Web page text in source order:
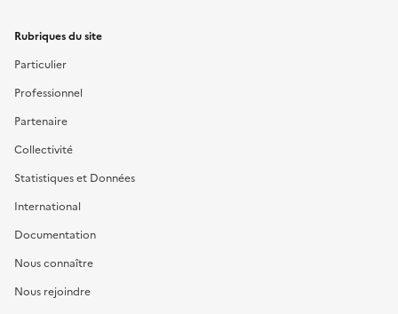
Rubriques du site
Particulier
Professionnel
Partenaire
Collectivité
Statistiques et Données
International
Documentation
Nous connaître
Nous rejoindre